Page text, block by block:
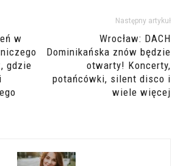
w
gdzie
Następny artykuł
Wrocław: DACH
Dominikańska znów będzie
otwarty! Koncerty,
potańcówki, silent disco i
wiele więcej